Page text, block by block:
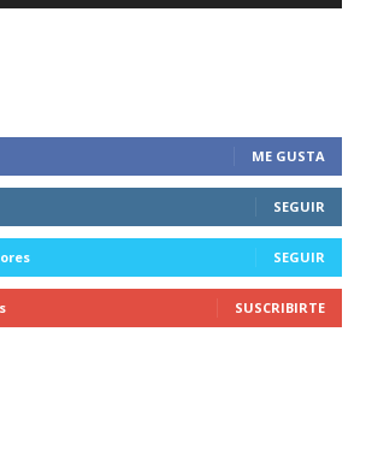
ME GUSTA
SEGUIR
SEGUIR
SUSCRIBIRTE